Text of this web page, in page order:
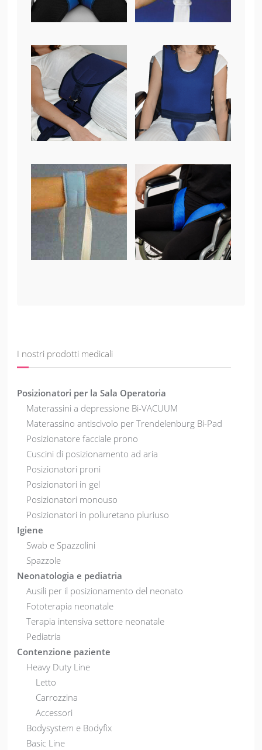
I nostri prodotti medicali
Posizionatori per la Sala Operatoria
Materassini a depressione Bi-VACUUM
Materassino antiscivolo per Trendelenburg Bi-Pad
Posizionatore facciale prono
Cuscini di posizionamento ad aria
Posizionatori proni
Posizionatori in gel
Posizionatori monouso
Posizionatori in poliuretano pluriuso
Igiene
Swab e Spazzolini
Spazzole
Neonatologia e pediatria
Ausili per il posizionamento del neonato
Fototerapia neonatale
Terapia intensiva settore neonatale
Pediatria
Contenzione paziente
Heavy Duty Line
Letto
Carrozzina
Accessori
Bodysystem e Bodyfix
Basic Line